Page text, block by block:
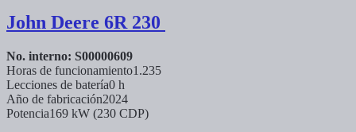
John Deere 6R 230
No. interno: S00000609
Horas de funcionamiento1.235
Lecciones de batería0 h
Año de fabricación2024
Potencia169 kW (230 CDP)